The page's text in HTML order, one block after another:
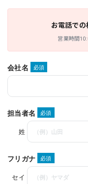
お電話での
営業時間
会社名 必須
担当者名 必須
姓
フリガナ 必須
セイ